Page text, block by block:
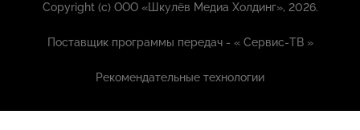
Copyright (с) ООО «Шкулёв Медиа Холдинг», 2026.
Поставщик программы передач - «Сервис-ТВ »
Рекомендательные технологии